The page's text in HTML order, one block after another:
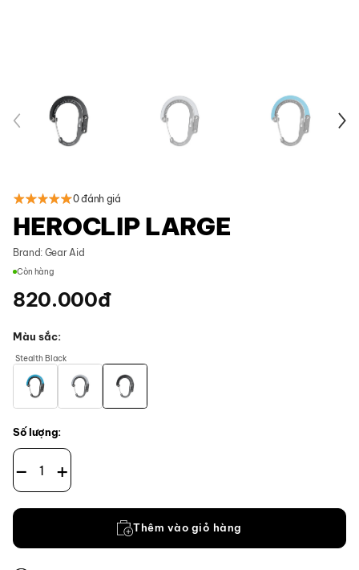
0 đánh giá
HEROCLIP LARGE
Brand: Gear Aid
Còn hàng
820.000đ
Màu sắc
Stealth Black
Số lượng:
Heroclip Large số lượng
Thêm vào giỏ hàng